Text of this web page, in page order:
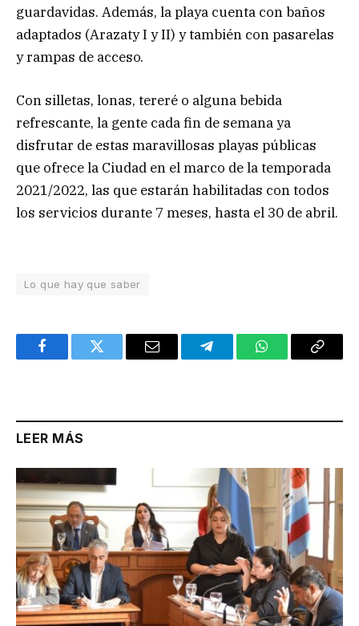
guardavidas. Además, la playa cuenta con baños
adaptados (Arazaty I y II) y también con pasarelas
y rampas de acceso.
Con silletas, lonas, tereré o alguna bebida
refrescante, la gente cada fin de semana ya
disfrutar de estas maravillosas playas públicas
que ofrece la Ciudad en el marco de la temporada
2021/2022, las que estarán habilitadas con todos
los servicios durante 7 meses, hasta el 30 de abril.
Lo que hay que saber
FacebookTwitter Email TelegramWhatsAppCopy
LEER MÁS